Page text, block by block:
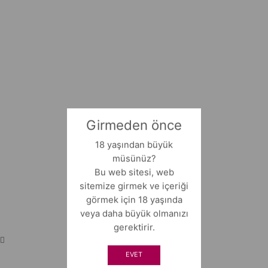
Girmeden önce
18 yaşından büyük
müsünüz?
Bu web sitesi, web
sitemize girmek ve içeriği
görmek için 18 yaşında
veya daha büyük olmanızı
gerektirir.
EVET